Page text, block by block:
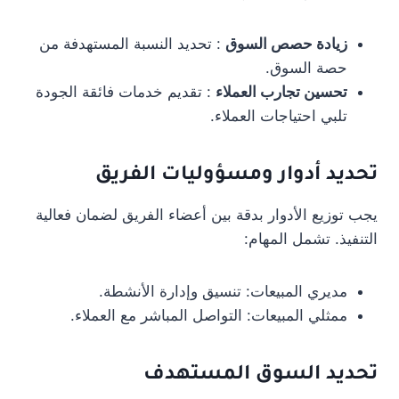
زيادة حصص السوق : تحديد النسبة المستهدفة من
حصة السوق.
تحسين تجارب العملاء : تقديم خدمات فائقة الجودة
تلبي احتياجات العملاء.
تحديد أدوار ومسؤوليات الفريق
يجب توزيع الأدوار بدقة بين أعضاء الفريق لضمان فعالية
التنفيذ. تشمل المهام:
مديري المبيعات: تنسيق وإدارة الأنشطة.
ممثلي المبيعات: التواصل المباشر مع العملاء.
تحديد السوق المستهدف